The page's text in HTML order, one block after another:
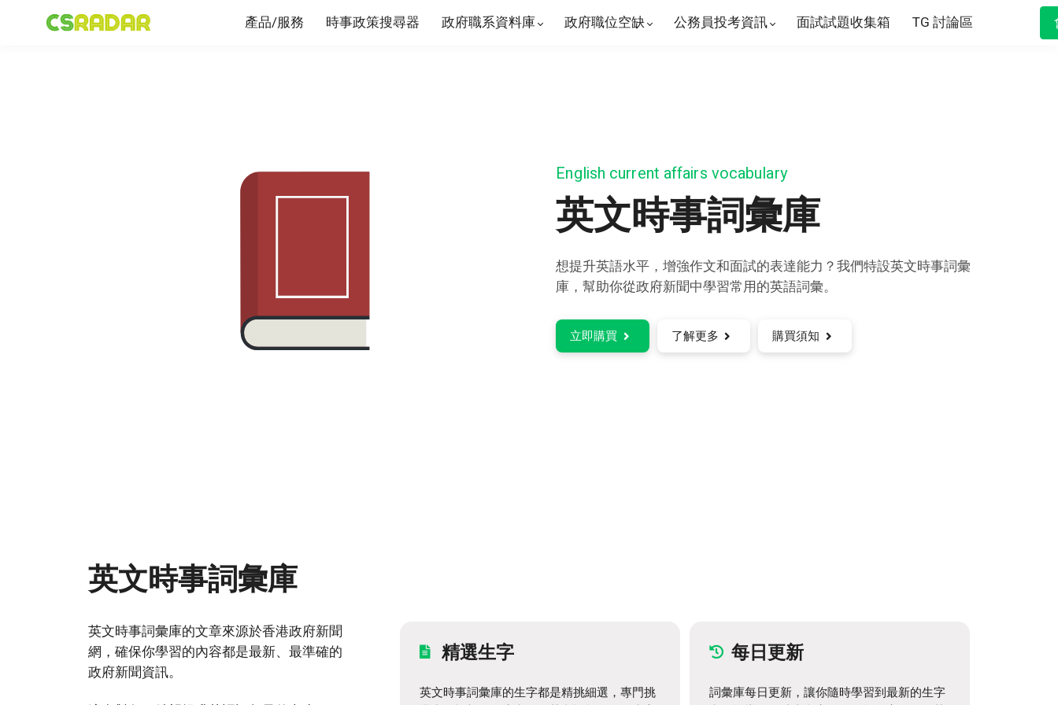
產品/服務 時事政策搜尋器 政府職系資料庫 政府職位空缺 公務員投考資訊 面試試題收集箱 TG 討論區
English current affairs vocabulary
英文時事詞彙庫
想提升英語水平，增強作文和面試的表達能力？我們特設英文時事詞彙
庫，幫助你從政府新聞中學習常用的英語詞彙。
立即購買 了解更多 購買須知
英文時事詞彙庫
英文時事詞彙庫的文章來源於香港政府新聞
網，確保你學習的內容都是最新、最準確的
政府新聞資訊。
精選生字
英文時事詞彙庫的生字都是精挑細選，專門挑
每日更新
詞彙庫每日更新，讓你隨時學習到最新的生字